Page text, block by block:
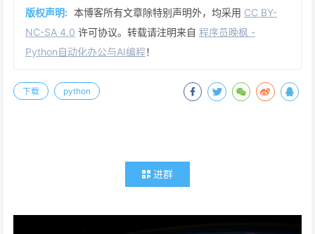
版权声明: 本博客所有文章除特别声明外，均采用 CC BY-
NC-SA 4.0 许可协议。转载请注明来自 程序员晚枫 -
Python自动化办公与AI编程！
下载 python
进群